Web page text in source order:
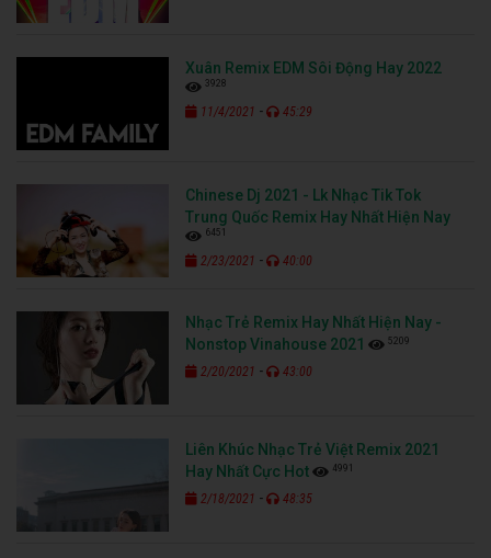
Xuân Remix EDM Sôi Động Hay 2022
3928
11/4/2021 - 45:29
Chinese Dj 2021 - Lk Nhạc Tik Tok
Trung Quốc Remix Hay Nhất Hiện Nay
6451
2/23/2021 - 40:00
Nhạc Trẻ Remix Hay Nhất Hiện Nay -
Nonstop Vinahouse 2021
5209
2/20/2021 - 43:00
Liên Khúc Nhạc Trẻ Việt Remix 2021
Hay Nhất Cực Hot
4991
2/18/2021 - 48:35